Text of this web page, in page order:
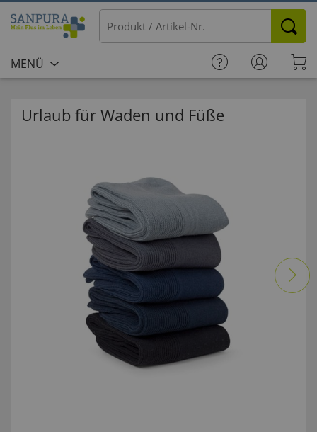
MENÜ
Urlaub für Waden und Füße